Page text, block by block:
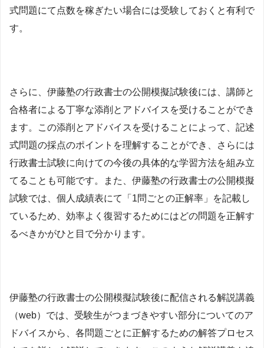
式問題にて点数を稼ぎたい場合には受験しておくと有利で
す。
さらに、伊藤塾の行政書士の公開模擬試験後には、講師と
合格者による丁寧な添削とアドバイスを受けることができ
ます。この添削とアドバイスを受けることによって、記述
式問題の採点のポイントを理解することができ、さらには
行政書士試験に向けての今後の具体的な学習方法を組み立
てることも可能です。また、伊藤塾の行政書士の公開模擬
試験では、個人成績表にて「1問ごとの正解率」を記載し
ているため、効率よく復習するためにはどの問題を正解す
るべきかがひと目で分かります。
伊藤塾の行政書士の公開模擬試験後に配信される解説講義
（web）では、受験生がつまづきやすい部分についてのア
ドバイスから、各問題ごとに正解するための解答プロセス